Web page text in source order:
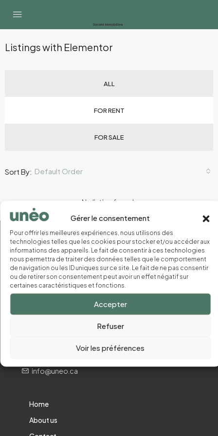
Gérer le consentement
Pour offrir les meilleures expériences, nous utilisons des
technologies telles que les cookies pour stocker et/ou accéder aux
informations des appareils. Le fait de consentir à ces technologies
nous permettra de traiter des données telles que le comportement
de navigation ou les ID uniques sur ce site. Le fait de ne pas consentir
ou de retirer son consentement peut avoir un effet négatif sur
certaines caractéristiques et fonctions.
Accepter
Refuser
Voir les préférences
Listings with Elementor
ALL
FOR RENT
FOR SALE
Sort By: Default Order
No listing found.
Nous joindre
info@uneo.ca
Home
About us